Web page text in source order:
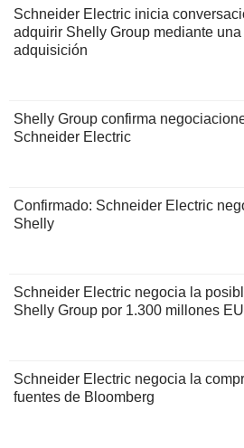
Schneider Electric inicia
adquirir Shelly Group mediante
adquisición
Shelly Group confirma
Schneider Electric
Confirmado: Schneider Electric
Shelly
Schneider Electric negocia la
Shelly Group por 1.300 millones
Schneider Electric negocia la
fuentes de Bloomberg